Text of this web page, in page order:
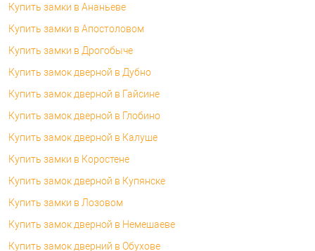
Купить замки в Ананьеве
Купить замки в Апостоловом
Купить замки в Дрогобыче
Купить замок дверной в Дубно
Купить замок дверной в Гайсине
Купить замок дверной в Глобино
Купить замок дверной в Калуше
Купить замки в Коростене
Купить замок дверной в Купянске
Купить замки в Лозовом
Купить замок дверной в Немешаеве
Купить замок дверний в Обухове